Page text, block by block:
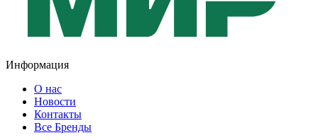
Информация
О нас
Новости
Контакты
Все Бренды